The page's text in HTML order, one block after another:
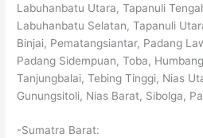
Labuhanbatu Utara, Tapanuli
Labuhanbatu Selatan, Tapanuli
Binjai, Pematangsiantar, Padang
Padang Sidempuan, Toba,
Tanjungbalai, Tebing Tinggi, Nias
Gunungsitoli, Nias Barat, Sibolga,
-Sumatra Barat: